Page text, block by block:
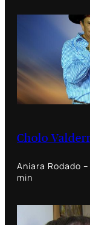
Cholo
Aniara Rodado
min